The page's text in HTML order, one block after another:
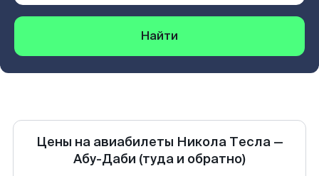
Найти
Цены на авиабилеты Никола Тесла—
Абу-Даби (туда и обратно)